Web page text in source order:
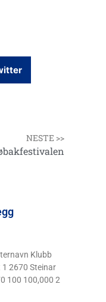
NESTE >>
Klubb
1 2670 Steinar
100 100,000 2